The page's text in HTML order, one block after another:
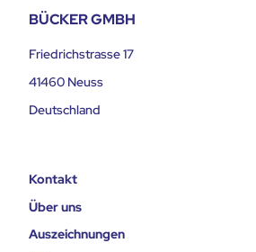
BÜCKER GMBH
Friedrichstrasse 17
41460 Neuss
Deutschland
Kontakt
Über uns
Auszeichnungen